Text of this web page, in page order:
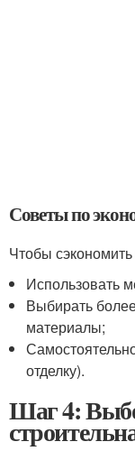
Советы по
Чтобы
Использовать
Выбирать
материалы;
отделку).
Шаг 4: